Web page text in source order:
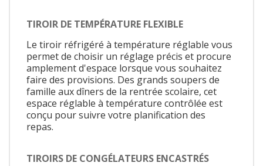
TIROIR DE TEMPÉRATURE FLEXIBLE
Le tiroir réfrigéré à température réglable vous
permet de choisir un réglage précis et procure
amplement d'espace lorsque vous souhaitez
faire des provisions. Des grands soupers de
famille aux dîners de la rentrée scolaire, cet
espace réglable à température contrôlée est
conçu pour suivre votre planification des
repas.
TIROIRS DE CONGÉLATEURS ENCASTRÉS